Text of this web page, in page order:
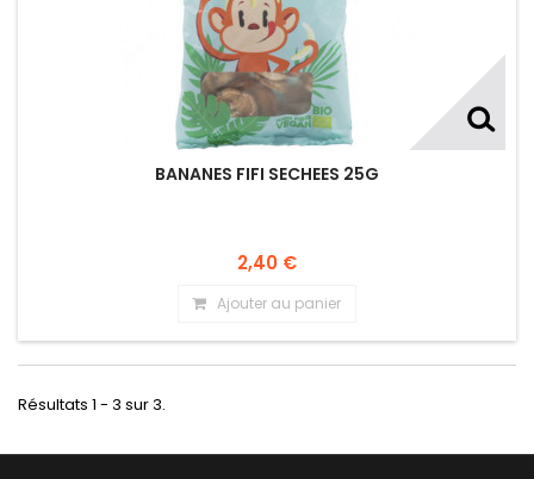
BANANES FIFI SECHEES 25G
2,40 €
Ajouter au panier
Résultats 1 - 3 sur 3.